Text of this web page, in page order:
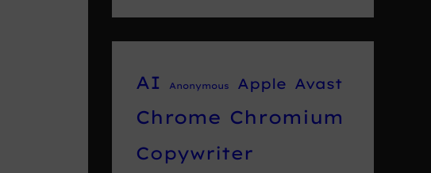
AI Anonymous Apple Avast
Chrome Chromium
Copywriter